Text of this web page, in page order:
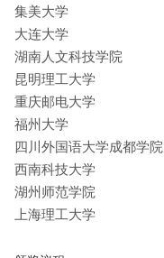
集美大学
大连大学
湖南人文科技学院
昆明理工大学
重庆邮电大学
福州大学
四川外国语大学成都学院
西南科技大学
湖州师范学院
上海理工大学